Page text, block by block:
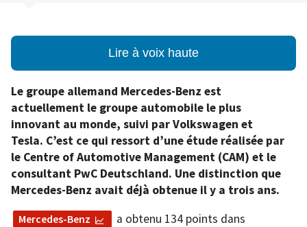
Lire à voix haute
Le groupe allemand Mercedes-Benz est
actuellement le groupe automobile le plus
innovant au monde, suivi par Volkswagen et
Tesla. C’est ce qui ressort d’une étude réalisée par
le Centre of Automotive Management (CAM) et le
consultant PwC Deutschland. Une distinction que
Mercedes-Benz avait déjà obtenue il y a trois ans.
Mercedes-Benz
a obtenu 134 points dans